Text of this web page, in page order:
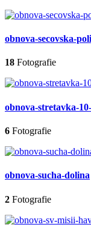
obnova-secovska-
18 Fotografie
obnova-stretavka-
6 Fotografie
obnova-sucha-dolina
2 Fotografie